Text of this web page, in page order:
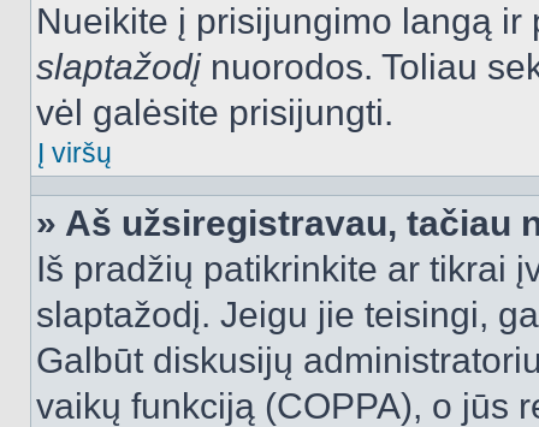
Nueikite į prisijungimo langą
slaptažodįnuorodos. Toliau
vėl galėsite prisijungti.
Į viršų
» Aš užsiregistravau, tačiau
Iš pradžių patikrinkite ar tikrai
slaptažodį. Jeigu jie teisingi,
Galbūt diskusijų
vaikų funkciją (COPPA), o jūs